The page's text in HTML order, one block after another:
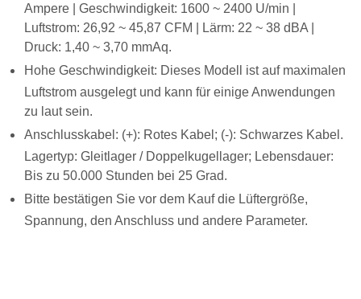
Ampere | Geschwindigkeit: 1600 ~ 2400 U/min |
Luftstrom: 26,92 ~ 45,87 CFM | Lärm: 22 ~ 38 dBA |
Druck: 1,40 ~ 3,70 mmAq.
Hohe Geschwindigkeit: Dieses Modell ist auf maximalen
Luftstrom ausgelegt und kann für einige Anwendungen
zu laut sein.
Anschlusskabel: (+): Rotes Kabel; (-): Schwarzes Kabel.
Lagertyp: Gleitlager / Doppelkugellager; Lebensdauer:
Bis zu 50.000 Stunden bei 25 Grad.
Bitte bestätigen Sie vor dem Kauf die Lüftergröße,
Spannung, den Anschluss und andere Parameter.